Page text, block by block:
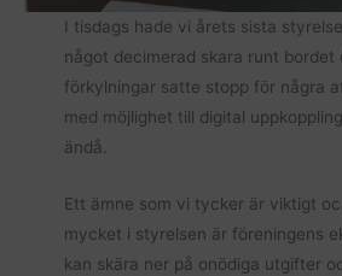
I tisdags hade vi årets sista
något decimerad skara runt bordet
förkylningar satte stopp för några
med möjlighet till digital
ändå.
Ett ämne som vi tycker är viktigt
mycket i styrelsen är föreningens
kan skära ner på onödiga utgifter